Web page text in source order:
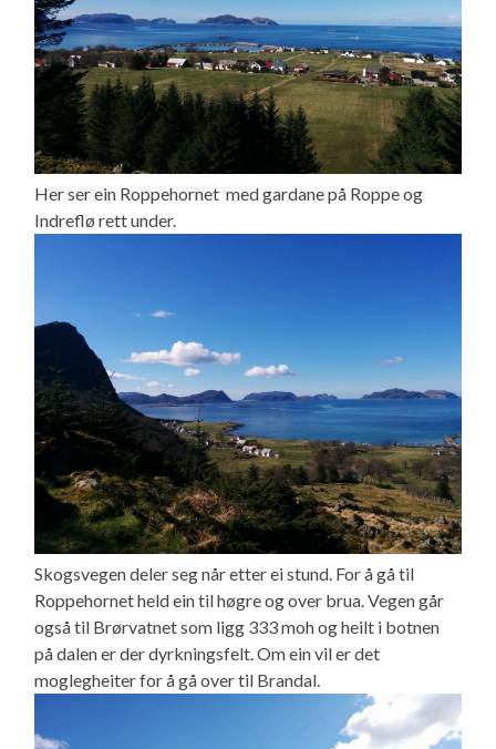
Her ser ein Roppehornet med gardane på Roppe og
Indreflø rett under.
Skogsvegen deler seg når etter ei stund. For å gå til
Roppehornet held ein til høgre og over brua. Vegen går
også til Brørvatnet som ligg 333 moh og heilt i botnen
på dalen er der dyrkningsfelt. Om ein vil er det
moglegheiter for å gå over til Brandal.